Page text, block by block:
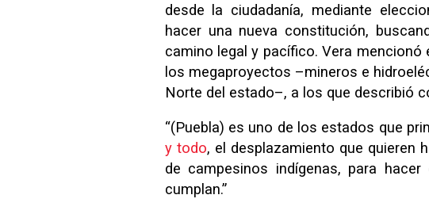
desde la ciudadanía, mediante
hacer una nueva constitución,
camino legal y pacífico. Vera
los megaproyectos –mineros e
Norte del estado–, a los que describió
“(Puebla) es uno de los estados que
y todo, el desplazamiento que quieren
de campesinos indígenas, para
cumplan.”